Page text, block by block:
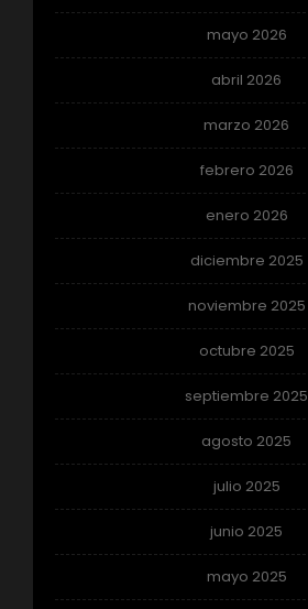
mayo 2026
abril 2026
marzo 2026
febrero 2026
enero 2026
diciembre 2025
noviembre 2025
octubre 2025
septiembre 2025
agosto 2025
julio 2025
junio 2025
mayo 2025